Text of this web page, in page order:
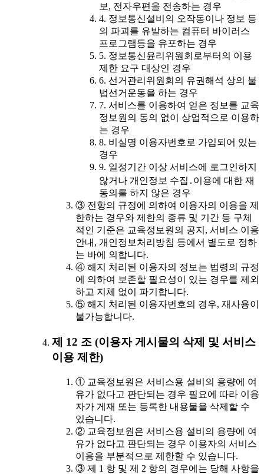
보, 전자우편을 전송하는 경우
4. 정보통신설비의 오작동이나 정보 등
의 파괴를 유발하는 컴퓨터 바이러스
프로그램등을 유포하는 경우
5. 정보통신윤리위원회로부터의 이용
제한 요구 대상인 경우
6. 선거관리위원회의 유권해석 상의 불
법선거운동을 하는 경우
7. 서비스를 이용하여 얻은 정보를 교육
정보원의 동의 없이 상업적으로 이용하
는 경우
8. 비실명 이용자번호로 가입되어 있는
경우
9. 일정기간 이상 서비스에 로그인하지
않거나 개인정보 수집․이용에 대한 재
동의를 하지 않은 경우
③ 전항의 규정에 의하여 이용자의 이용을 제
한하는 경우와 제한의 종류 및 기간 등 구체
적인 기준은 교육정보원의 공지, 서비스 이용
안내, 개인정보처리방침 등에서 별도로 정하
는 바에 의합니다.
④ 해지 처리된 이용자의 정보는 법령의 규정
에 의하여 보존할 필요성이 있는 경우를 제외
하고 지체 없이 파기합니다.
⑤ 해지 처리된 이용자번호의 경우, 재사용이
불가능합니다.
제 12 조 (이용자 게시물의 삭제 및 서비스
이용 제한)
① 교육정보원은 서비스용 설비의 용량에 여
유가 없다고 판단되는 경우 필요에 따라 이용
자가 게재 또는 등록한 내용물을 삭제할 수
있습니다.
② 교육정보원은 서비스용 설비의 용량에 여
유가 없다고 판단되는 경우 이용자의 서비스
이용을 부분적으로 제한할 수 있습니다.
③ 제 1 항 및 제 2 항의 경우에는 당해 사항을